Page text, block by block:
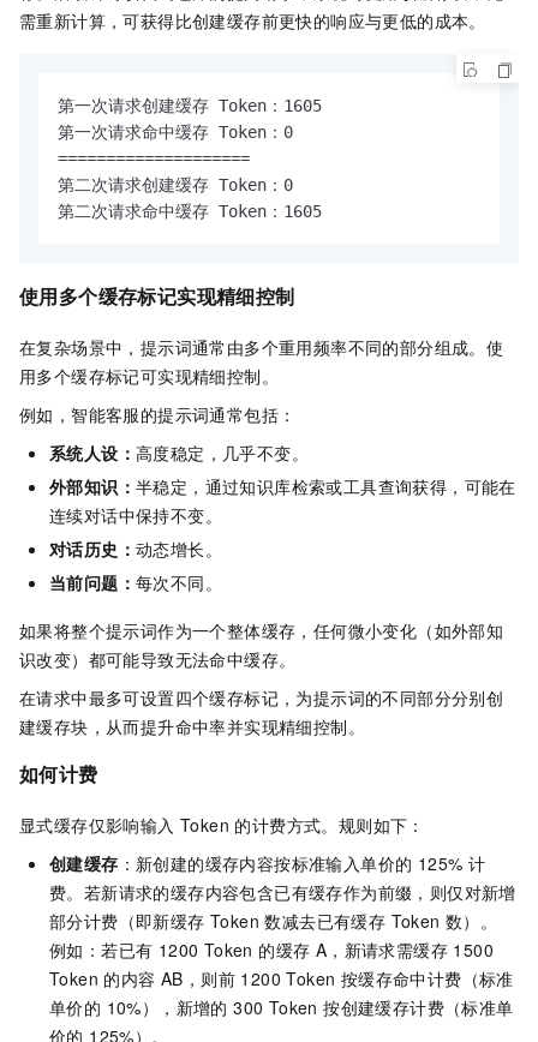
需重新计算，可获得比创建缓存前更快的响应与更低的成本。
第一次请求创建缓存 Token：1605
第一次请求命中缓存 Token：0
====================
第二次请求创建缓存 Token：0
第二次请求命中缓存 Token：1605
使用多个缓存标记实现精细控制
在复杂场景中，提示词通常由多个重用频率不同的部分组成。使
用多个缓存标记可实现精细控制。
例如，智能客服的提示词通常包括：
系统人设： 高度稳定，几乎不变。
外部知识： 半稳定，通过知识库检索或工具查询获得，可能在
连续对话中保持不变。
对话历史： 动态增长。
当前问题： 每次不同。
如果将整个提示词作为一个整体缓存，任何微小变化（如外部知
识改变）都可能导致无法命中缓存。
在请求中最多可设置四个缓存标记，为提示词的不同部分分别创
建缓存块，从而提升命中率并实现精细控制。
如何计费
显式缓存仅影响输入 Token 的计费方式。规则如下：
创建缓存 ：新创建的缓存内容按标准输入单价的 125% 计
费。若新请求的缓存内容包含已有缓存作为前缀，则仅对新增
部分计费（即新缓存 Token 数减去已有缓存 Token 数）。
例如：若已有 1200 Token 的缓存 A，新请求需缓存 1500
Token 的内容 AB，则前 1200 Token 按缓存命中计费（标准
单价的 10%），新增的 300 Token 按创建缓存计费（标准单
价的 125%）。